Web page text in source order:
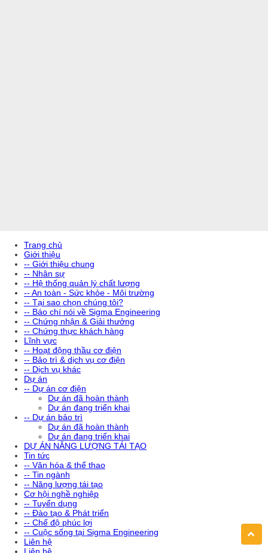
Trang chủ
Giới thiệu
-- Giới thiệu chung
-- Nhân sự
-- Hệ thống quản lý chất lượng
-- An toàn - Sức khỏe - Môi trường
-- Tại sao chọn chúng tôi?
-- Báo chí nói về Sigma Engineering
-- Chứng nhận & Giải thưởng
-- Chứng thực khách hàng
Lĩnh vực
-- Hoạt động thầu cơ điện
-- Bảo trì & dịch vụ cơ điện
-- Dịch vụ khác
Dự án
-- Dự án cơ điện
Dự án đã hoàn thành
Dự án đang triển khai
-- Dự án bảo trì
Dự án đã hoàn thành
Dự án đang triển khai
DỰ ÁN NĂNG LƯỢNG TÁI TẠO
Tin tức
-- Văn hóa & thể thao
-- Tin ngành
-- Năng lượng tái tạo
Cơ hội nghề nghiệp
-- Tuyển dụng
-- Đào tạo & Phát triển
-- Chế độ phúc lợi
-- Cuộc sống tại Sigma Engineering
Liên hệ
Liên hệ